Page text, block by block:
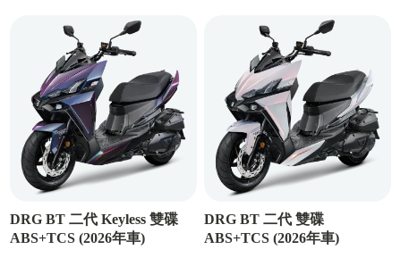
DRG BT 二代 Keyless 雙碟
ABS+TCS (2026年車)
DRG BT 二代 雙碟
ABS+TCS (2026年車)